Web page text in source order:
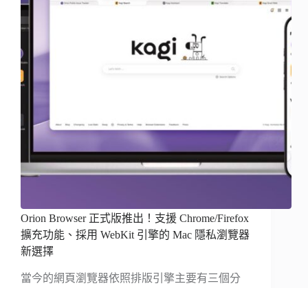
Orion Browser 正式版推出！支援 Chrome/Firefox
擴充功能、採用 WebKit 引擎的 Mac 隱私瀏覽器
新選擇
當今的網頁瀏覽器依照排版引擎主要有三個分